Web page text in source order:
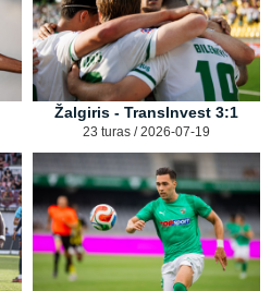
Žalgiris - TransInvest 3:1
23 turas / 2026-07-19